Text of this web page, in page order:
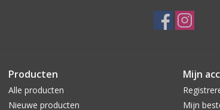
Producten
Alle producten
Nieuwe producten
Mijn
Mijn